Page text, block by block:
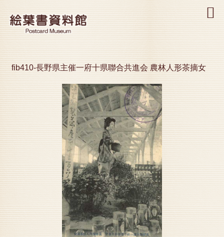
fib410-長野県主催一府十県聯合共進会 農林人形茶摘女